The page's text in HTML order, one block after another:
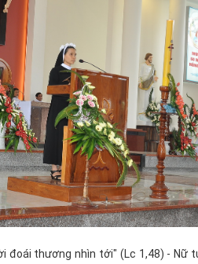
đoái thương nhìn tới" (Lc 1,48) - Nữ